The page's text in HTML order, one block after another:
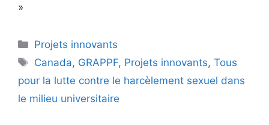
»
Projets innovants
Canada, GRAPPF, Projets innovants,Tous
pour la lutte contre le harcèlement sexuel dans
le milieu universitaire